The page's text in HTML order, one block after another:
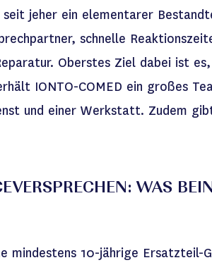
jeher ein elementarer
schnelle
Oberstes Ziel dabei ist
IONTO-COMED ein großes
und einer Werkstatt. Zudem
WAS
mindestens 10-jährige Ersatzteil-